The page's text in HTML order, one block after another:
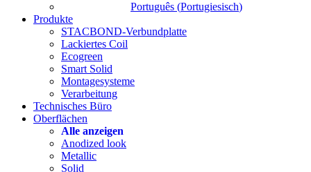
Português (Portugiesisch)
Produkte
STACBOND-Verbundplatte
Lackiertes Coil
Ecogreen
Smart Solid
Montagesysteme
Verarbeitung
Technisches Büro
Oberflächen
Alle anzeigen
Anodized look
Metallic
Solid